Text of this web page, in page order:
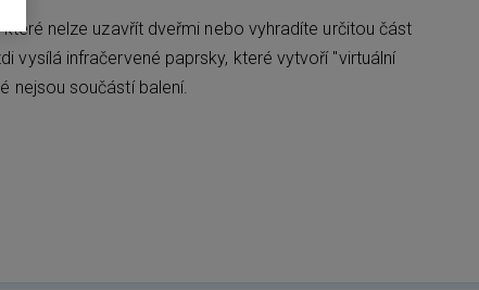
nelze uzavřít dveřmi nebo vyhradíte určitou část
infračervené paprsky, které vytvoří "virtuální
nejsou součástí balení.